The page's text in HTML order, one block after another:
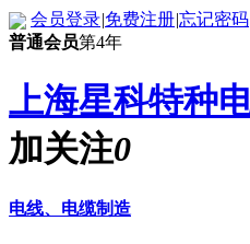
会员登录|免费注册|忘记密码
普通会员第4年
上海星科特种
加关注0
电线、电缆制造